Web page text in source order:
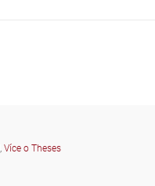
, Více o Theses